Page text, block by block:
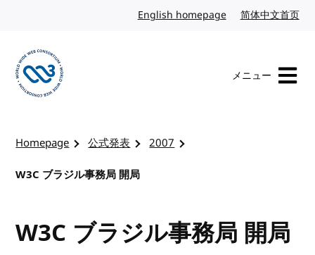
English homepage英語简体中文首页中
メニュー
Homepage 公式発表 2007
W3C ブラジル事務局 開局
W3C ブラジル事務局 開局